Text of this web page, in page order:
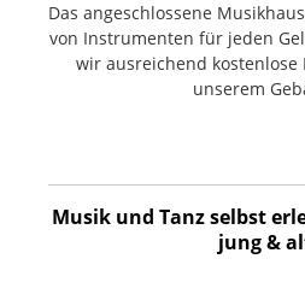
Das angeschlossene
von Instrumenten für jeden
wir ausreichend kostenlose
unserem
Musik und Tanz selbst
jung &